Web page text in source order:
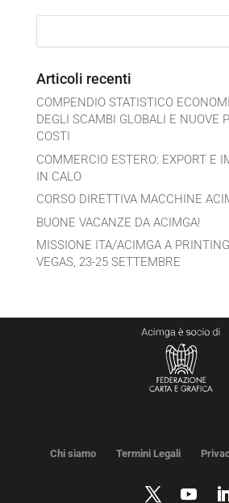
Articoli recenti
COMPENDIO STATISTICO
DEGLI SCAMBI GLOBALI E NUOVE
COSTI
COMMERCIO ESTERO: EXPORT E
IN CALO
CORSO DIRETTIVA MACCHINE
BUONE VACANZE DA ACIMGA!
MISSIONE ITA/ACIMGA A
VEGAS, 23-25 SETTEMBRE
Chi siamo Termini Legali